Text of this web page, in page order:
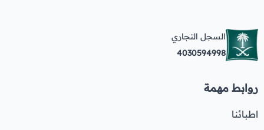
السجل التجاري
4030594998
روابط مهمة
اطبائنا